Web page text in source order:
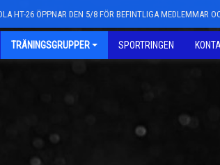
HT-26 ÖPPNAR DEN 5/8 FÖR BEFINTLIGA MEDLEMMAR
TRÄNINGSGRUPPER SPORTRINGEN